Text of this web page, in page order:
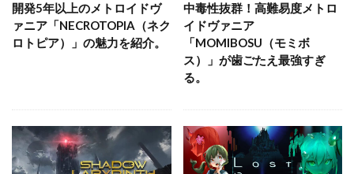
開発5年以上のメトロイドヴ
ァニア「NECROTOPIA（ネク
ロトピア）」の魅力を紹介。
中毒性抜群！高難易度メトロ
イドヴァニア
「MOMIBOSU（モミボ
ス）」が歯ごたえ最強すぎ
る。